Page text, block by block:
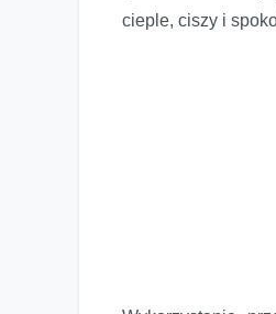
cieple, ciszy i